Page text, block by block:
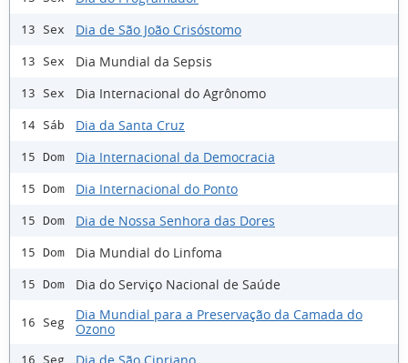
13 Sex Dia de São João Crisóstomo
13 Sex Dia Mundial da Sepsis
13 Sex Dia Internacional do Agrônomo
14 Sáb Dia da Santa Cruz
15 Dom Dia Internacional da Democracia
15 Dom Dia Internacional do Ponto
15 Dom Dia de Nossa Senhora das Dores
15 Dom Dia Mundial do Linfoma
15 Dom Dia do Serviço Nacional de Saúde
16 Seg
Dia Mundial para a Preservação da Camada do
Ozono
16 Seg